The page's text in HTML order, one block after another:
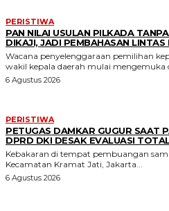
PERISTIWA
PAN NILAI USULAN PILKADA
DIKAJI, JADI PEMBAHASAN LINTAS
Wacana penyelenggaraan pemilihan
wakil kepala daerah mulai mengemuka
6 Agustus 2026
PERISTIWA
PETUGAS DAMKAR GUGUR SAAT
DPRD DKI DESAK EVALUASI
Kebakaran di tempat pembuangan
Kecamatan Kramat Jati, Jakarta...
6 Agustus 2026